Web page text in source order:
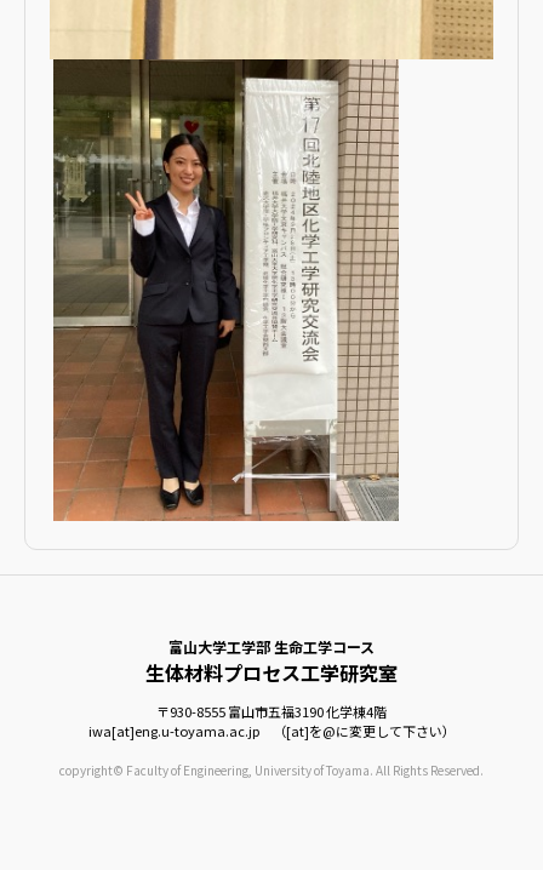
富山大学工学部 生命工学コース
生体材料プロセス工学研究室
〒930-8555富山市五福3190化学棟4階
iwa[at]eng.u-toyama.ac.jp （[at]を@に変更して下さい）
copyright© Faculty of Engineering, University of Toyama. All Rights Reserved.